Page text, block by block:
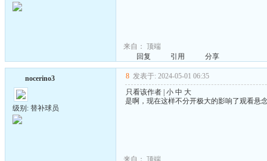
来自： 顶端
回复
引用 分享
nocerino3
级别: 替补球员
8 发表于: 2024-05-01 06:35
只看该作者 小 中 大
是啊，现在这样不分开极大的影响了观看悬
来自： 顶端